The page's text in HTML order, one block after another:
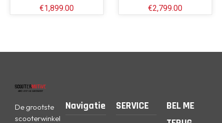
€1,899.00 €2,799.00
De grootste
scooterwinkel
Navigatie SERVICE
BEL ME